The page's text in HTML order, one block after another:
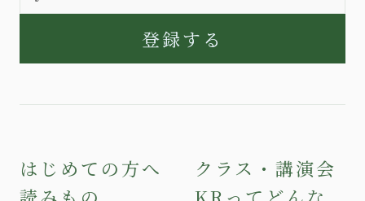
登録する
はじめての方へ
クラス・講演会